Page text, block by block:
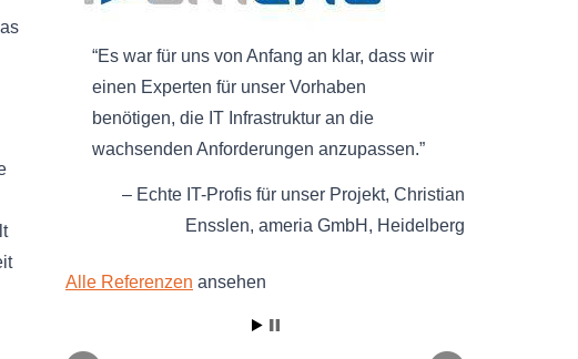
Es war für uns von Anfang an klar, dass wir
einen Experten für unser Vorhaben
benötigen, die IT Infrastruktur an die
wachsenden Anforderungen anzupassen.
Echte IT-Profis für unser Projekt Christian
Ensslen ameria GmbH Heidelberg
Alle Referenzen ansehen